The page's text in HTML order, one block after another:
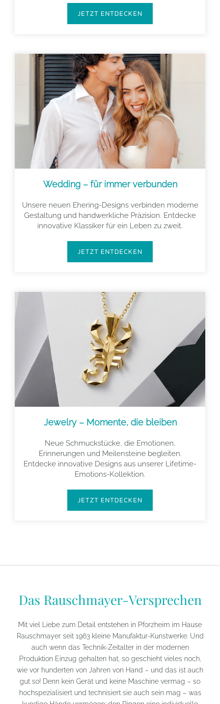
JETZT ENTDECKEN
Wedding – für immer verbunden
Unsere neuen Ehering-Designs verbinden moderne
Gestaltung und handwerkliche Präzision. Entdecke
innovative Klassiker für ein Leben zu zweit.
JETZT ENTDECKEN
Jewelry – Momente, die bleiben
Neue Schmuckstücke, die Emotionen,
Erinnerungen und Meilensteine begleiten.
Entdecke innovative Designs aus unserer Lifetime-
Emotions-Kollektion.
JETZT ENTDECKEN
Das Rauschmayer-Versprechen
Mit viel Liebe zum Detail entstehen in Pforzheim im Hause
Rauschmayer seit 1963 kleine Manufaktur-Kunstwerke. Und
auch wenn das Technik-Zeitalter in der modernen
Produktion Einzug gehalten hat, so geschieht vieles noch,
wie vor hunderten von Jahren von Hand – und das ist auch
gut so! Denn kein Gerät und keine Maschine vermag – so
hochspezialisiert und technisiert sie auch sein mag – was